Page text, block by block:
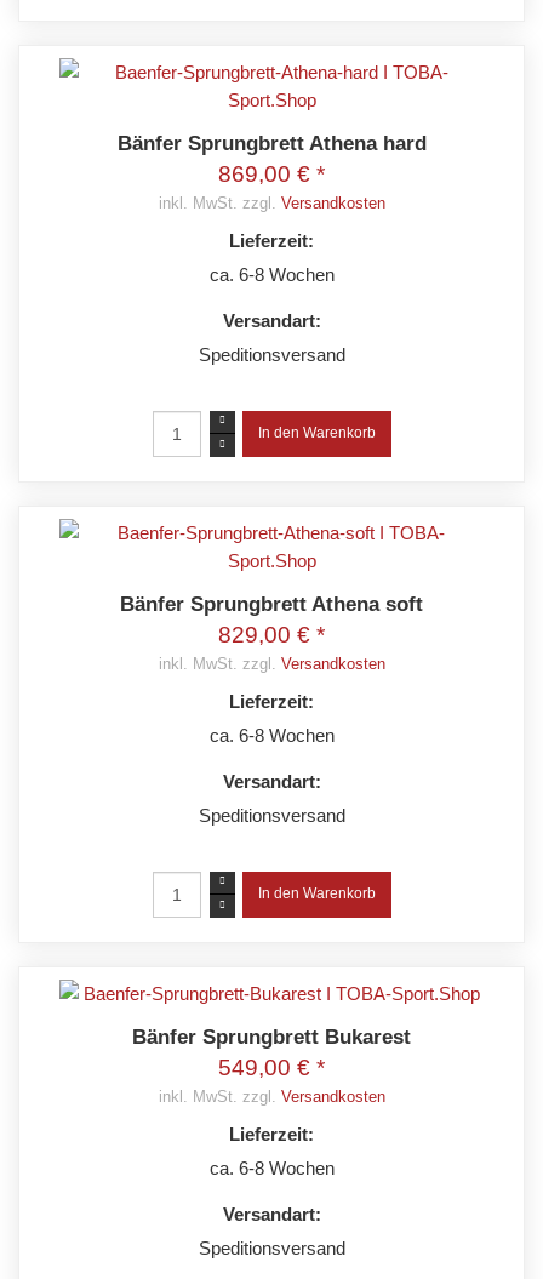
Bänfer Sprungbrett Athena hard
869,00 € *
inkl. MwSt. zzgl. Versandkosten
Lieferzeit:
ca. 6-8 Wochen
Versandart:
Speditionsversand
Bänfer Sprungbrett Athena soft
829,00 € *
inkl. MwSt. zzgl. Versandkosten
Lieferzeit:
ca. 6-8 Wochen
Versandart:
Speditionsversand
Bänfer Sprungbrett Bukarest
549,00 € *
inkl. MwSt. zzgl. Versandkosten
Lieferzeit:
ca. 6-8 Wochen
Versandart:
Speditionsversand